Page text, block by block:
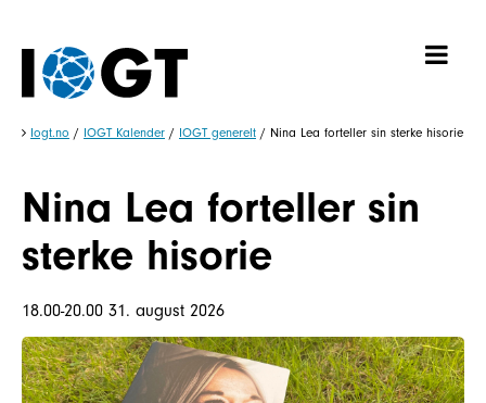
Iogt.no / IOGT Kalender / IOGT generelt / Nina Lea forteller sin sterke hisorie
Nina Lea forteller sin
sterke hisorie
18.00-20.00 31. august 2026